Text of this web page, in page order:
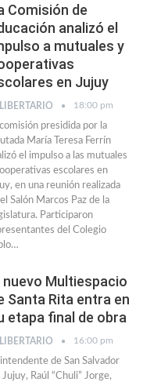
Comisión de
analizó el
a mutuales y
en Jujuy
18:00 pm
presidida por la
María Teresa Ferrín
el impulso a las mutuales
escolares en
en una reunión realizada
Salón Marcos Paz de la
Participaron
del Colegio
nuevo Multiespacio
Santa Rita entra en
etapa final de obra
16:00 pm
intendente de San Salvador
Jujuy, Raúl “Chuli” Jorge,